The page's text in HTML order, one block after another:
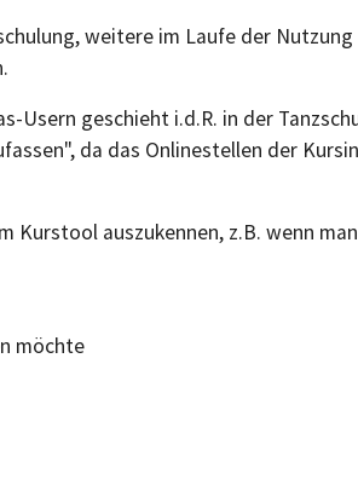
weitere im Laufe der
Usern geschieht i.d.R. in der
da das Onlinestellen der
Kurstool auszukennen, z.B. wenn man
möchte